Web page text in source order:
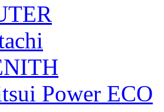
Power ECO